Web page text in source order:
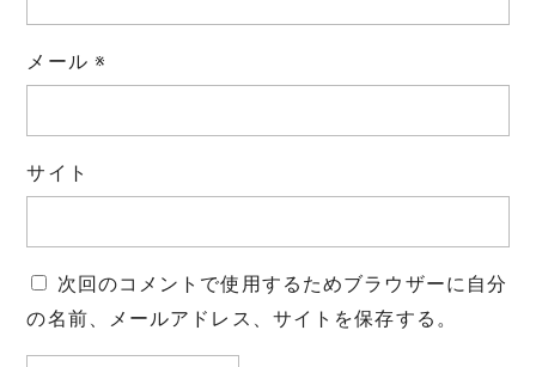
メール ※
サイト
次回のコメントで使用するためブラウザーに自分
の名前、メールアドレス、サイトを保存する。